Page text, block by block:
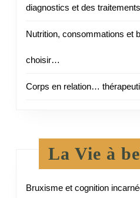
diagnostics et des
Nutrition, consommations et
choisir…
Corps en relation…
La Vie à
Bruxisme et cognition